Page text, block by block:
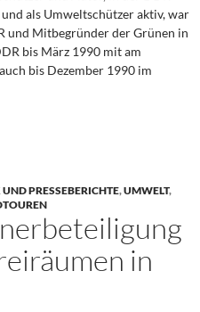
als Umweltschützer aktiv, war
und Mitbegründer der Grünen in
bis März 1990 mit am
bis Dezember 1990 im
PRESSEBERICHTE,UMWELT,
in